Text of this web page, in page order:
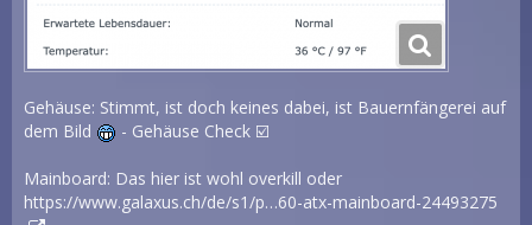
Gehäuse: Stimmt, ist doch keines dabei, ist Bauernfängerei auf
dem Bild
- Gehäuse Check ☑️
Mainboard: Das hier ist wohl overkill oder
https://www.galaxus.ch/de/s1/p…60-atx-mainboard-24493275